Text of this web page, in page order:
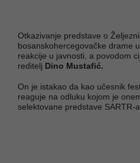
Otkazivanje predstave o
bosanskohercegovačke drame
reakcije u javnosti, a povodom
reditelj Dino Mustafić.
On je istakao da kao učesnik
reaguje na odluku kojom je
selektovane predstave SARTR-a.